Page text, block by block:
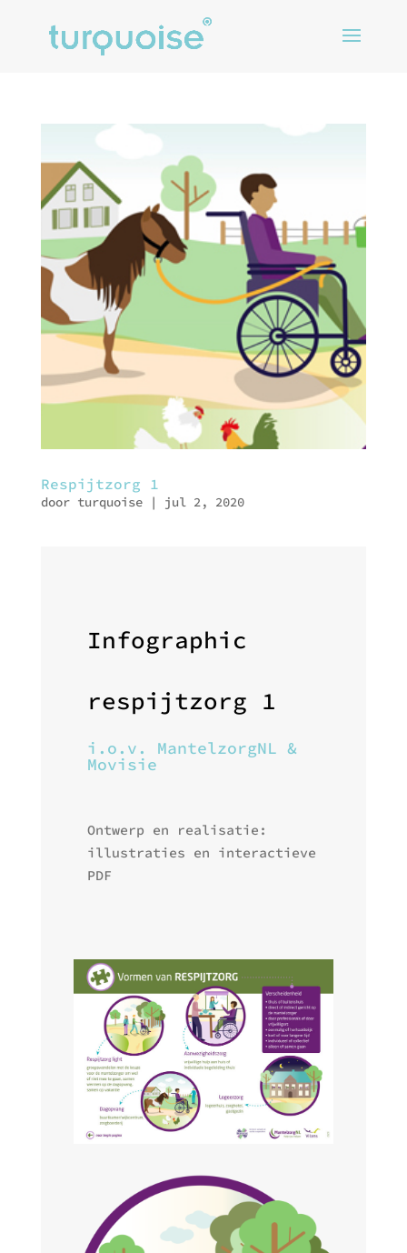
Respijtzorg 1
door turquoise| jul 2, 2020
Infographic
respijtzorg 1
i.o.v. MantelzorgNL &
Movisie
Ontwerp en realisatie:
illustraties en interactieve
PDF